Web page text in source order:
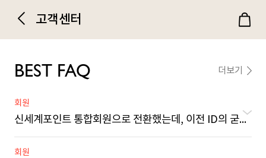
고객센터
BEST FAQ 더보기
회원
신세계포인트 통합회원으로 전환했는데, 이전 ID의 굳포인트, 구매 이력, 활동 이력이 사라졌어요.
회원